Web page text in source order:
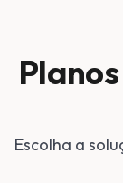
Escolha a